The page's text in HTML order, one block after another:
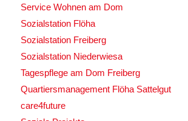
Service Wohnen am Dom
Sozialstation Flöha
Sozialstation Freiberg
Sozialstation Niederwiesa
Tagespflege am Dom Freiberg
Quartiersmanagement Flöha Sattelgut
care4future